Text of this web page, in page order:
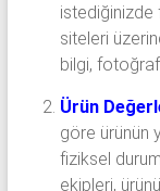
istediğinizde
siteleri
bilgi,
Ürün
göre ürünün
fiziksel
ekipleri,